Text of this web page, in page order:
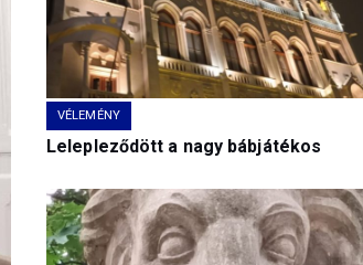
VÉLEMÉNY
Lelepleződött a nagy bábjátékos